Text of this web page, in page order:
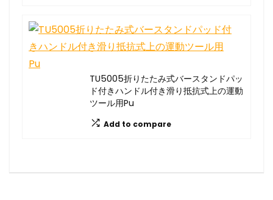
TU5005折りたたみ式バースタンドパッ
ド付きハンドル付き滑り抵抗式上の運動
ツール用Pu
Add to compare